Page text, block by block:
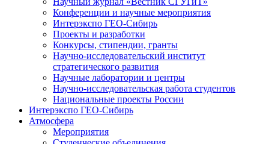
Конференции и научные мероприятия
Интерэкспо ГЕО-Сибирь
Проекты и разработки
Конкурсы, стипендии, гранты
Научно-исследовательский институт
стратегического развития
Научные лаборатории и центры
Научно-исследовательская работа студентов
Национальные проекты России
Интерэкспо ГЕО-Сибирь
Атмосфера
Мероприятия